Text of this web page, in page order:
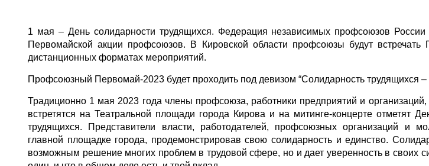
1 мая – День солидарности трудящихся. Федерация независимых профсоюзов
Первомайской акции профсоюзов. В Кировской области профсоюзы будут
дистанционных форматах мероприятий.
Профсоюзный Первомай-2023 будет проходить под девизом “Солидарность трудящихся –
Традиционно 1 мая 2023 года члены профсоюза, работники предприятий и
встретятся на Театральной площади города Кирова и на митинге-концерте отметят
трудящихся. Представители власти, работодателей, профсоюзных организаций и
главной площадке города, продемонстрировав свою солидарность и единство.
возможным решение многих проблем в трудовой сфере, но и дает уверенность в своих